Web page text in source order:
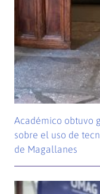
Académico obtuvo
sobre el uso de
de Magallanes